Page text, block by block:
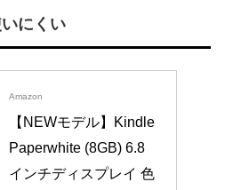
にくい
Amazon
【NEWモデル】Kindle
Paperwhite (8GB) 6.8
インチディスプレイ 色